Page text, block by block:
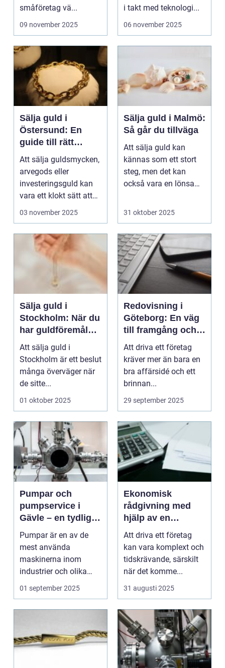
småföretag vä...
09 november 2025
i takt med teknologi...
06 november 2025
Sälja guld i
Östersund: En
guide till rätt
beslut
Att sälja guldsmycken,
arvegods eller
investeringsguld kan
vara ett klokt sätt att
frig&ou...
03 november 2025
Sälja guld i Malmö:
Så går du tillväga
Att sälja guld kan
kännas som ett stort
steg, men det kan
också vara en lönsam
31 oktober 2025
Sälja guld i
Stockholm: När du
har guldföremål
som inte längre
kommer till
användning
Att sälja guld i
Stockholm är ett beslut
många överväger när
de sitte...
01 oktober 2025
Redovisning i
Göteborg: En väg
till framgång och
kontroll
Att driva ett företag
kräver mer än bara en
bra affärsidé och ett
brinnan...
29 september 2025
Pumpar och
pumpservice i
Gävle – en tydlig
översikt
Pumpar är en av de
mest använda
maskinerna inom
industrier och olika
applikationer. De anv...
01 september 2025
Ekonomisk
rådgivning med
hjälp av en
redovisingsbyrå i
Örebro
Att driva ett företag
kan vara komplext och
tidskrävande, särskilt
när det komme...
31 augusti 2025